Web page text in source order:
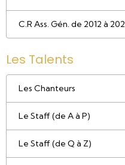
C.R Ass. Gén. de 2012 à
Les Talents
Les Chanteurs
Le Staff (de A à P)
Le Staff (de Q à Z)